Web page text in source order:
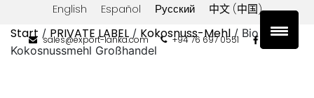
English Español Русский 中文 (中国)
sales@export-lanka.com +94 76 697 0551
Start / PRIVATE LABEL / Kokosnuss-Mehl/ Bio
Kokosnussmehl Großhandel